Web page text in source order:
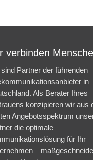
verbinden
Partner der führenden
in
Als Berater Ihres
konzipieren wir aus
Angebotsspektrum
die optimale
für Ihr
–